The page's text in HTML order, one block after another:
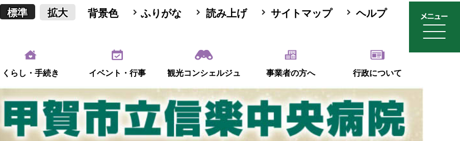
標準 拡大 背景色 ふりがな 読み上げ サイトマップ ヘルプ
くらし・手続き イベント・行事 観光コンシェルジュ 事業者の方へ 行政について